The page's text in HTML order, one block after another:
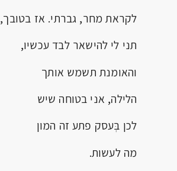
לקראת מחר, גברתי. אז בטובך,
תני לי להישאר לבד עכשיו,
והאומנת תשמש אותך
הלילה, אני בטוחה שיש
לכן בְּעסק פתע זה המון
מה לעשות.